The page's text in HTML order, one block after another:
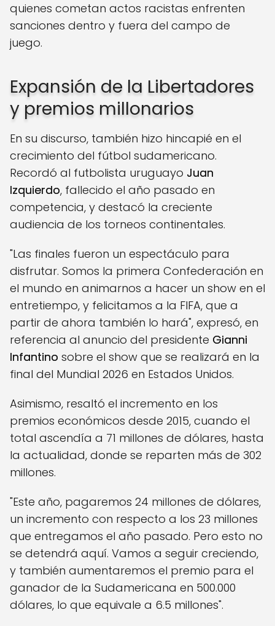
quienes cometan actos racistas enfrenten
sanciones dentro y fuera del campo de
juego.
Expansión de la Libertadores
y premios millonarios
En su discurso, también hizo hincapié en el
crecimiento del fútbol sudamericano.
Recordó al futbolista uruguayo Juan
Izquierdo, fallecido el año pasado en
competencia, y destacó la creciente
audiencia de los torneos continentales.
"Las finales fueron un espectáculo para
disfrutar. Somos la primera Confederación en
el mundo en animarnos a hacer un show en el
entretiempo, y felicitamos a la FIFA, que a
partir de ahora también lo hará", expresó, en
referencia al anuncio del presidente Gianni
Infantino sobre el show que se realizará en la
final del Mundial 2026 en Estados Unidos.
Asimismo, resaltó el incremento en los
premios económicos desde 2015, cuando el
total ascendía a 71 millones de dólares, hasta
la actualidad, donde se reparten más de 302
millones.
"Este año, pagaremos 24 millones de dólares,
un incremento con respecto a los 23 millones
que entregamos el año pasado. Pero esto no
se detendrá aquí. Vamos a seguir creciendo,
y también aumentaremos el premio para el
ganador de la Sudamericana en 500.000
dólares, lo que equivale a 6.5 millones".